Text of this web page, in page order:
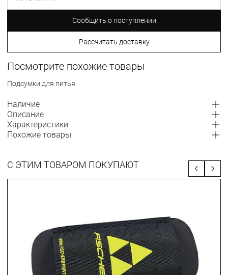
Сообщить о поступлении
Рассчитать доставку
Посмотрите похожие товары
Подсумки для питья
Наличие
Описание
Характеристики
Похожие товары
С ЭТИМ ТОВАРОМ ПОКУПАЮТ